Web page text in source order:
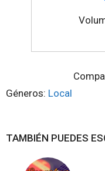
Géneros: Local
TAMBIÉN PUEDES